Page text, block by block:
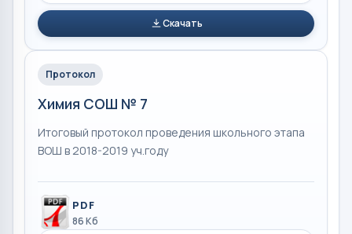
Скачать
Протокол
Химия СОШ № 7
Итоговый протокол проведения школьного этапа
ВОШ в 2018-2019 уч.году
PDF
86 Кб